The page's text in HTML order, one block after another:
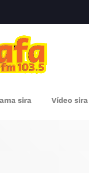
sira Vídeo sira